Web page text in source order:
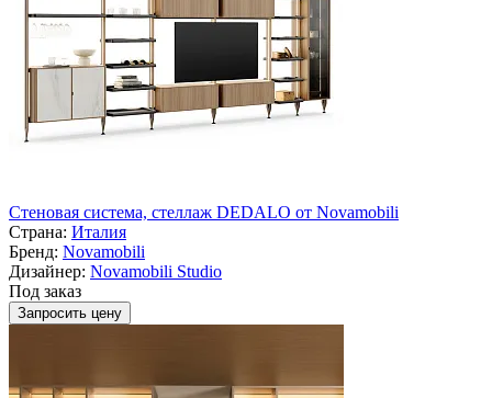
Стеновая система, стеллаж DEDALO от Novamobili
Страна: Италия
Бренд: Novamobili
Дизайнер: Novamobili Studio
Под заказ
Запросить цену